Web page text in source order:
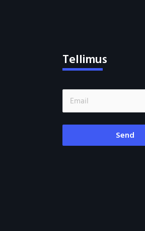
Tellimus
Send